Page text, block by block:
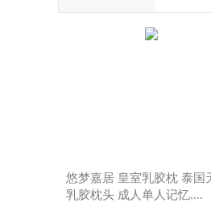
悠梦嘉居 皇室乳胶枕 泰国
乳胶枕头 成人单人记忆....